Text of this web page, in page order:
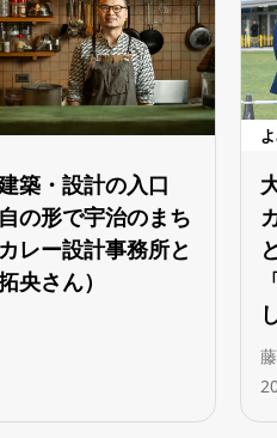
築・設計の入口
の形で宇治のまち
レー設計事務所と
央さん）